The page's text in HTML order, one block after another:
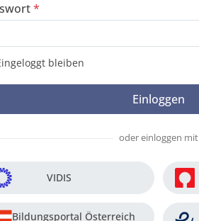
bleiben
oder einloggen mit
VIDIS
Bildungsportal Österreich